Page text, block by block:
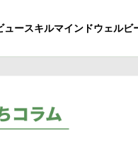
ュースキルマインドウェルビ